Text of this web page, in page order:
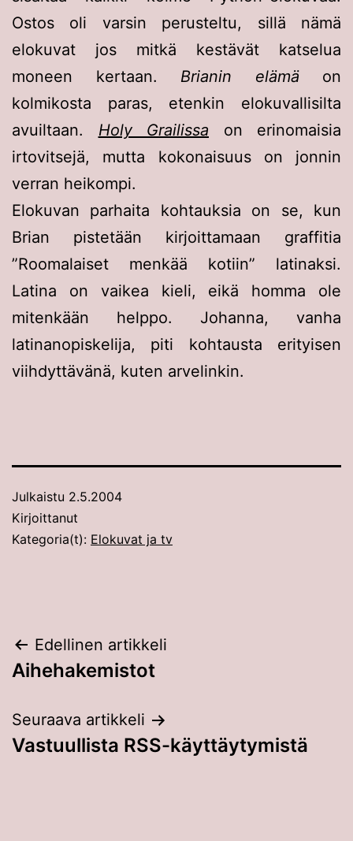
Ostos oli varsin perusteltu, sillä nämä
elokuvat jos mitkä kestävät katselua
moneen kertaan. Brianin elämäon
kolmikosta paras, etenkin elokuvallisilta
avuiltaan. Holy Grailissa on erinomaisia
irtovitsejä, mutta kokonaisuus on jonnin
verran heikompi.
Elokuvan parhaita kohtauksia on se, kun
Brian pistetään kirjoittamaan graffitia
Roomalaiset menkää kotiin
latinaksi.
Latina on vaikea kieli, eikä homma ole
mitenkään helppo. Johanna, vanha
latinanopiskelija, piti kohtausta erityisen
viihdyttävänä, kuten arvelinkin.
Julkaistu 2.5.2004
Kirjoittanut
Kategoria(t): Elokuvat ja tv
Artikkelien
selaus
Edellinen artikkeli
Aihehakemistot
Seuraava artikkeli
Vastuullista RSS-käyttäytymistä